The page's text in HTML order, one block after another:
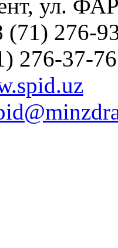
ул.
(71) 276-
276-37-76